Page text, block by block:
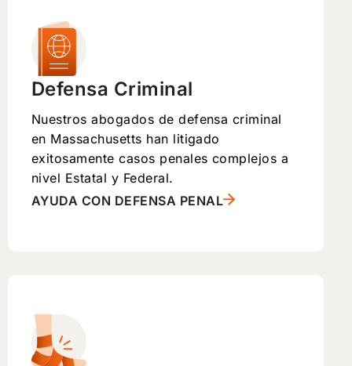
Defensa Criminal
Nuestros abogados de defensa criminal
en Massachusetts han litigado
exitosamente casos penales complejos a
nivel Estatal y Federal.
AYUDA CON DEFENSA PENAL